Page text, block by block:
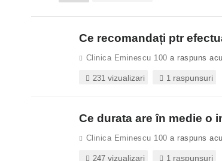
Ce recomandați ptr
Clinica Eminescu 100 a raspuns
231 vizualizari 1 raspunsuri
Ce durata are în medie o
Clinica Eminescu 100 a raspuns
247 vizualizari 1 raspunsuri